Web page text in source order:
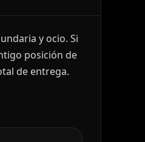
y ocio. Si
posición de
de entrega.